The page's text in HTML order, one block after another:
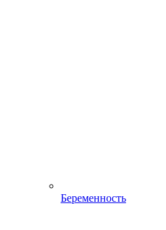
Беременность